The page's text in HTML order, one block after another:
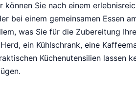
Sie nach einem
bei einem gemeinsamen Essen
was Sie für die Zubereitung
ein Kühlschrank, eine
Küchenutensilien lassen